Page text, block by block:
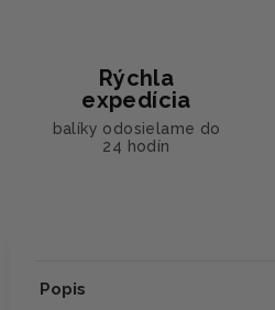
Rýchla
expedícia
balíky odosielame do
24 hodín
Popis